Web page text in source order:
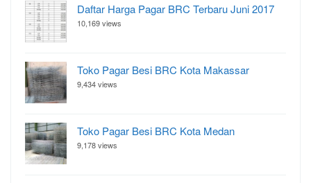
Daftar Harga Pagar BRC Terbaru Juni 2017
10,169 views
Toko Pagar Besi BRC Kota Makassar
9,434 views
Toko Pagar Besi BRC Kota Medan
9,178 views